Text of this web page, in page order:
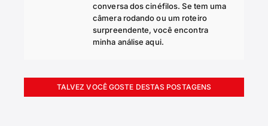
conversa dos cinéfilos. Se tem uma
câmera rodando ou um roteiro
surpreendente, você encontra
minha análise aqui.
TALVEZ VOCÊ GOSTE DESTAS POSTAGENS